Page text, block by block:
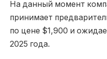
На данный момент
принимает
по цене $1,900 и
2025 года.